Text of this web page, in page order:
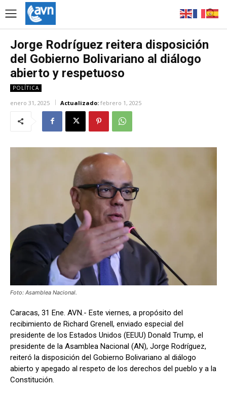
Jorge Rodríguez reitera disposición
del Gobierno Bolivariano al diálogo
abierto y respetuoso
POLÍTICA
enero 31, 2025 Actualizado: febrero 1, 2025
Foto: Asamblea Nacional.
Caracas, 31 Ene. AVN.- Este viernes, a propósito del
recibimiento de Richard Grenell, enviado especial del
presidente de los Estados Unidos (EEUU) Donald Trump, el
presidente de la Asamblea Nacional (AN), Jorge Rodríguez,
reiteró la disposición del Gobierno Bolivariano al diálogo
abierto y apegado al respeto de los derechos del pueblo y a la
Constitución.